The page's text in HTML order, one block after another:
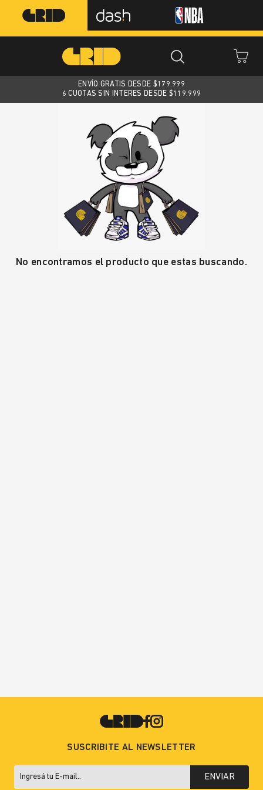
ENVÍO GRATIS DESDE $179.999
6 CUOTAS SIN INTERES DESDE $119.999
No encontramos el producto que estas buscando.
SUSCRIBITE AL NEWSLETTER
ENVIAR